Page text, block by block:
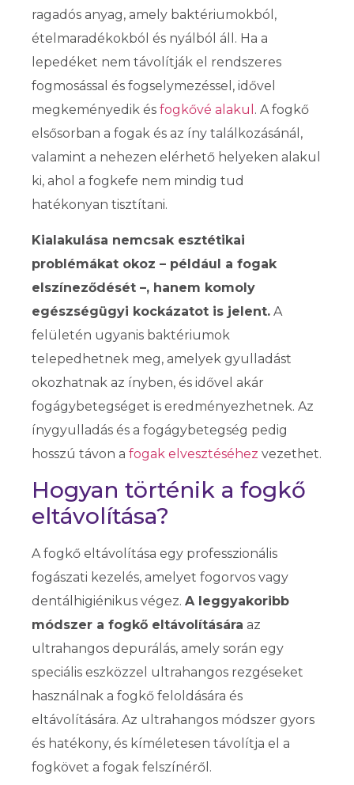
ragadós anyag, amely baktériumokból,
ételmaradékokból és nyálból áll. Ha a
lepedéket nem távolítják el rendszeres
fogmosással és fogselymezéssel, idővel
megkeményedik és fogkővé alakul . A fogkő
elsősorban a fogak és az íny találkozásánál,
valamint a nehezen elérhető helyeken alakul
ki, ahol a fogkefe nem mindig tud
hatékonyan tisztítani.
Kialakulása nemcsak esztétikai
problémákat okoz – például a fogak
elszíneződését –, hanem komoly
egészségügyi kockázatot is jelent. A
felületén ugyanis baktériumok
telepedhetnek meg, amelyek gyulladást
okozhatnak az ínyben, és idővel akár
fogágybetegséget is eredményezhetnek. Az
ínygyulladás és a fogágybetegség pedig
hosszú távon a fogak elvesztéséhez vezethet.
Hogyan történik a fogkő
eltávolítása?
A fogkő eltávolítása egy professzionális
fogászati kezelés, amelyet fogorvos vagy
dentálhigiénikus végez. A leggyakoribb
módszer a fogkő eltávolítására az
ultrahangos depurálás, amely során egy
speciális eszközzel ultrahangos rezgéseket
használnak a fogkő feloldására és
eltávolítására. Az ultrahangos módszer gyors
és hatékony, és kíméletesen távolítja el a
fogkövet a fogak felszínéről.